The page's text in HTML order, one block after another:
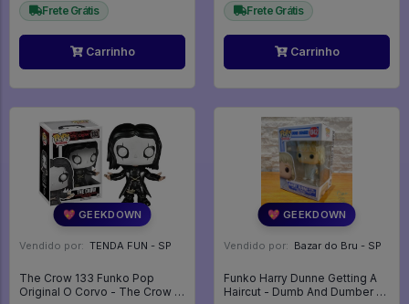
Frete Grátis
Carrinho
Frete Grátis
Carrinho
💖 GEEKDOWN
Vendido por: TENDA FUN - SP
The Crow 133 Funko Pop
Original O Corvo - The Crow -
💖 GEEKDOWN
Vendido por: Bazar do Bru - SP
Funko Harry Dunne Getting A
Haircut - Dumb And Dumber -